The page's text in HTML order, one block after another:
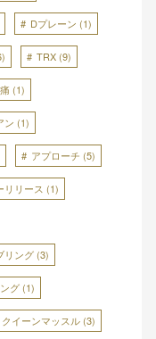
Dプレーン (1)
TRX (9)
(1)
ン (1)
アプローチ (5)
リリース (1)
リング (3)
グ (1)
クイーンマッスル (3)